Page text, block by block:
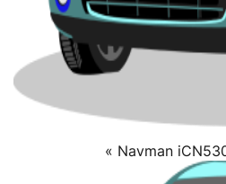
« Navman